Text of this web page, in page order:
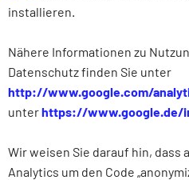
installieren.
Nähere Informationen zu
Datenschutz finden Sie unter
http://www.google.com/
unterhttps://www.google.de/
Wir weisen Sie darauf hin, dass
Analytics um den Code